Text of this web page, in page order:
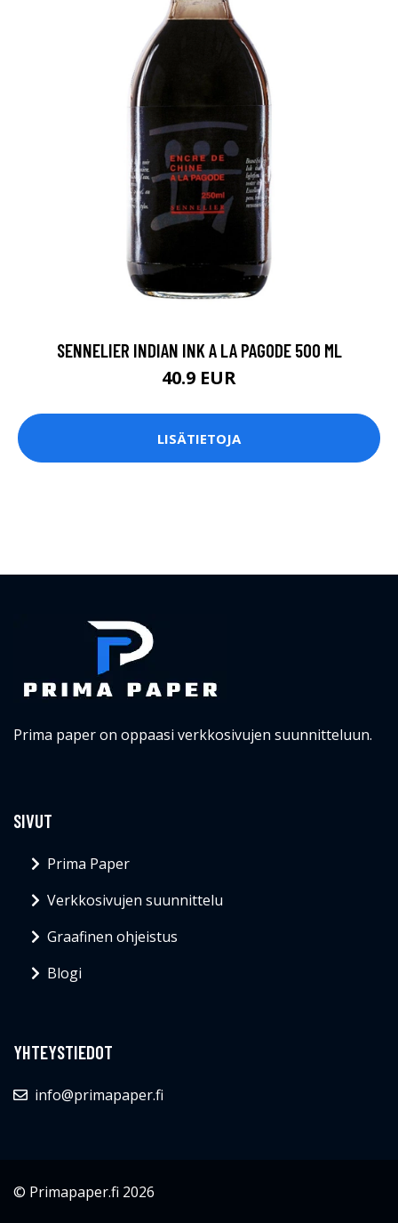
SENNELIER INDIAN INK A LA PAGODE 500 ML
40.9 EUR
LISÄTIETOJA
Prima paper on oppaasi verkkosivujen suunnitteluun.
SIVUT
Prima Paper
Verkkosivujen suunnittelu
Graafinen ohjeistus
Blogi
YHTEYSTIEDOT
info@primapaper.fi
© Primapaper.fi 2026